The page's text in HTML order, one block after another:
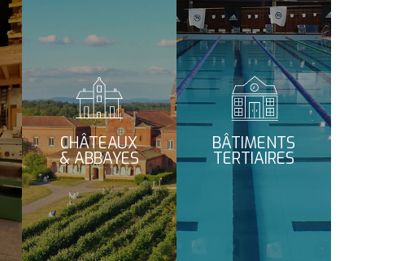
CHÂTEAUX
& ABBAYES
BÂTIMENTS
TERTIAIRES